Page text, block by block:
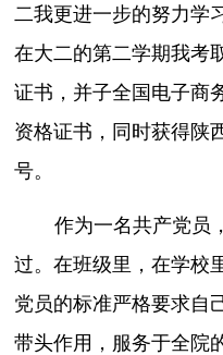
二我更进一步的努力学
在大二的第二学期我考
证书，并子全国电子商
资格证书，同时获得陕
号。
作为一名共产党员
过。在班级里，在学校
党员的标准严格要求自
带头作用，服务于全院